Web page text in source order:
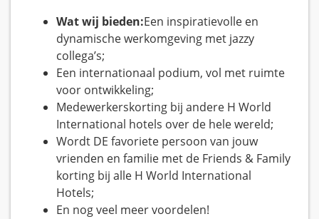
Wat wij bieden:Een inspiratievolle en
dynamische werkomgeving met jazzy
collega’s;
Een internationaal podium, vol met ruimte
voor ontwikkeling;
Medewerkerskorting bij andere H World
International hotels over de hele wereld;
Wordt DE favoriete persoon van jouw
vrienden en familie met de Friends & Family
korting bij alle H World International
Hotels;
En nog veel meer voordelen!